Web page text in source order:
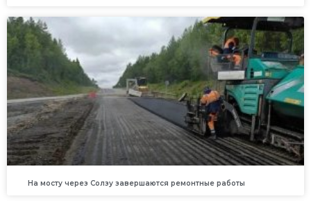
На мосту через Солзу завершаются ремонтные работы